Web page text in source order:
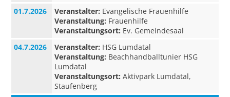
01.7.2026
Veranstalter: Evangelische Frauenhilfe
Veranstaltung: Frauenhilfe
Veranstaltungsort: Ev. Gemeindesaal
04.7.2026
Veranstalter: HSG Lumdatal
Veranstaltung: Beachhandballtunier HSG
Lumdatal
Veranstaltungsort: Aktivpark Lumdatal,
Staufenberg